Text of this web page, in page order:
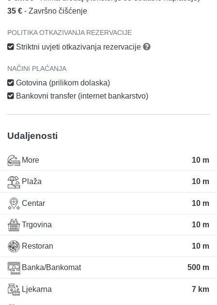
35 € - Završno čišćenje
POLITIKA OTKAZIVANJA REZERVACIJE
Striktni uvjeti otkazivanja rezervacije
NAČINI PLAĆANJA
Gotovina (prilikom dolaska)
Bankovni transfer (internet bankarstvo)
Udaljenosti
More 10 m
Plaža 10 m
Centar 10 m
Trgovina 10 m
Restoran 10 m
Banka/Bankomat 500 m
Ljekarna 7 km